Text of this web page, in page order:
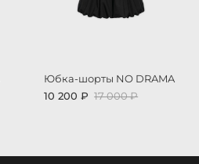
Юбка-шорты NO DRAMA
10 200 ₽ 17 000 ₽